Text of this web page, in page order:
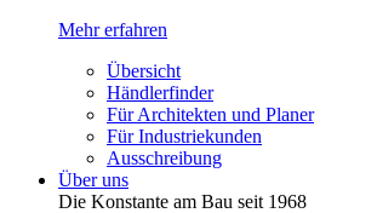
Mehr erfahren
Übersicht
Händlerfinder
Für Architekten und Planer
Für Industriekunden
Ausschreibung
Über uns
Die Konstante am Bau seit 1968